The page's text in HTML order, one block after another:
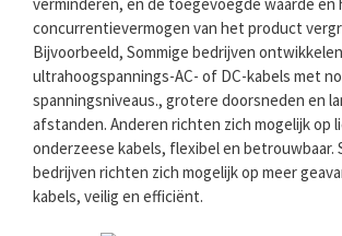
concurrentievermogen van het product
Bijvoorbeeld, Sommige bedrijven
ultrahoogspannings-AC- of DC-kabels met
spanningsniveaus., grotere doorsneden en
afstanden. Anderen richten zich mogelijk op
onderzeese kabels, flexibel en betrouwbaar.
bedrijven richten zich mogelijk op meer
kabels, veilig en efficiënt.